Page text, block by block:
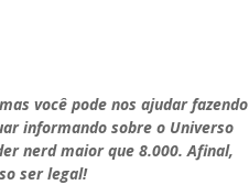
você pode nos ajudar fazendo
informando sobre o Universo
nerd maior que 8.000. Afinal,
ser legal!